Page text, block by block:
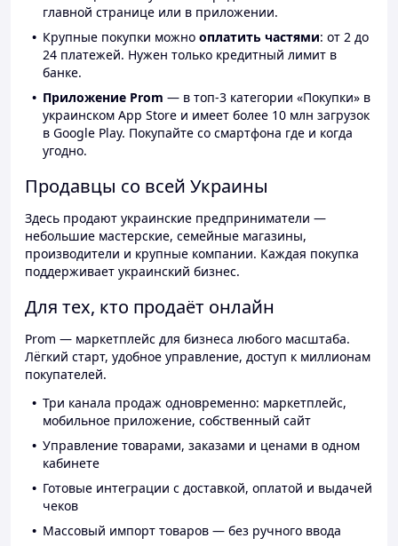
главной странице или в приложении.
Крупные покупки можно оплатить частями: от 2 до
24 платежей. Нужен только кредитный лимит в
банке.
Приложение Prom — в топ-3 категории «Покупки» в
украинском App Store и имеет более 10 млн загрузок
в Google Play. Покупайте со смартфона где и когда
угодно.
Продавцы со всей Украины
Здесь продают украинские предприниматели —
небольшие мастерские, семейные магазины,
производители и крупные компании. Каждая покупка
поддерживает украинский бизнес.
Для тех, кто продаёт онлайн
Prom — маркетплейс для бизнеса любого масштаба.
Лёгкий старт, удобное управление, доступ к миллионам
покупателей.
Три канала продаж одновременно: маркетплейс,
мобильное приложение, собственный сайт
Управление товарами, заказами и ценами в одном
кабинете
Готовые интеграции с доставкой, оплатой и выдачей
чеков
Массовый импорт товаров — без ручного ввода